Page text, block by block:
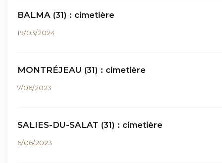
BALMA (31) : cimetière
19/03/2024
MONTRÉJEAU (31) : cimetière
7/06/2023
SALIES-DU-SALAT (31) : cimetière
6/06/2023